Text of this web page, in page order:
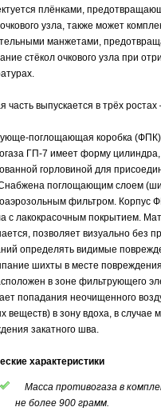
плёнками,
узла, также может
манжетами,
стёкол очкового узла при
часть выпускается в трёх
поглощающая коробка (ФПК)
ГП-7 имеет форму
горловиной для
поглощающим слоем
фильтром. Корпус
с лакокрасочным покрытием.
позволяет визуально без
определять видимые
шихты в месте
в зоне фильтрующего
попадания неочищенного
веществ) в зону вдоха, в случае
закатного шва.
характеристики
Масса противогаза в
не более 900 грамм.